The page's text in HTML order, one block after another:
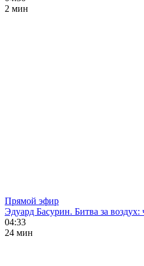
2 мин
Прямой эфир
Эдуард Басурин. Битва за
04:33
24 мин